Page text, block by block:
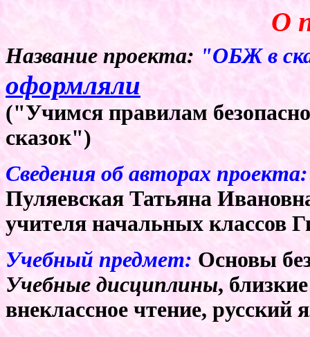
О
Название проекта: "ОБЖ в
оформляли
("Учимся правилам
сказок")
Сведения об авторах проекта:
Пуляевская Татьяна
учителя начальных классов
Учебный предмет: Основы
Учебные дисциплины,
внеклассное чтение, русский